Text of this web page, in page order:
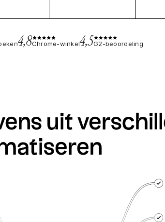
4,8Chrome-winkel4,5G2-beoordeling
uit